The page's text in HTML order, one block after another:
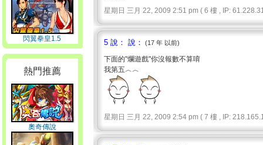
閃翼拳皇1.5
熱門推薦
奧奇傳說
星期日 三月 22, 2009 2:51 pm ( 6 樓 , IP:
5 說： 說： (17 年 以前)
下面的"爛遊戲"你沒報數不算唷
我第五︿︿
星期日 三月 22, 2009 2:54 pm ( 7 樓 , IP: